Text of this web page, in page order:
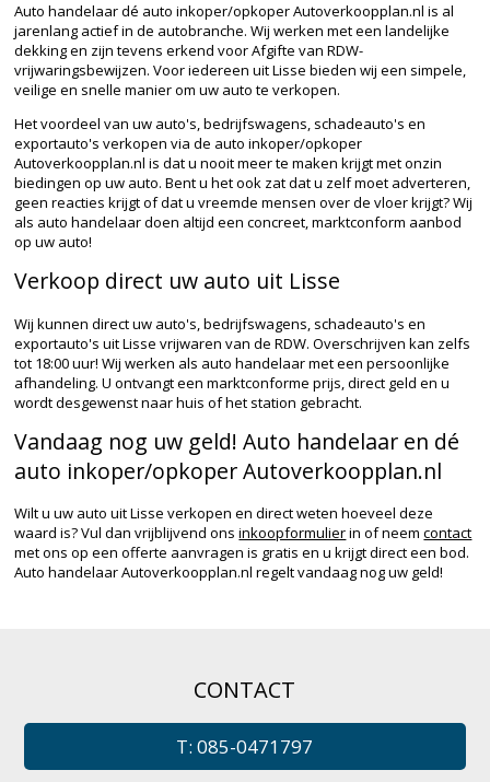
Auto handelaar dé auto inkoper/opkoper Autoverkoopplan.nl is al
jarenlang actief in de autobranche. Wij werken met een landelijke
dekking en zijn tevens erkend voor Afgifte van RDW-
vrijwaringsbewijzen. Voor iedereen uit Lisse bieden wij een simpele,
veilige en snelle manier om uw auto te verkopen.
Het voordeel van uw auto's, bedrijfswagens, schadeauto's en
exportauto's verkopen via de auto inkoper/opkoper
Autoverkoopplan.nl is dat u nooit meer te maken krijgt met onzin
biedingen op uw auto. Bent u het ook zat dat u zelf moet adverteren,
geen reacties krijgt of dat u vreemde mensen over de vloer krijgt? Wij
als auto handelaar doen altijd een concreet, marktconform aanbod
op uw auto!
Verkoop direct uw auto uit Lisse
Wij kunnen direct uw auto's, bedrijfswagens, schadeauto's en
exportauto's uit Lisse vrijwaren van de RDW. Overschrijven kan zelfs
tot 18:00 uur! Wij werken als auto handelaar met een persoonlijke
afhandeling. U ontvangt een marktconforme prijs, direct geld en u
wordt desgewenst naar huis of het station gebracht.
Vandaag nog uw geld! Auto handelaar en dé
auto inkoper/opkoper Autoverkoopplan.nl
Wilt u uw auto uit Lisse verkopen en direct weten hoeveel deze
waard is? Vul dan vrijblijvend onsinkoopformulierin of neemcontact
met ons op een offerte aanvragen is gratis en u krijgt direct een bod.
Auto handelaar Autoverkoopplan.nl regelt vandaag nog uw geld!
CONTACT
T: 085-0471797